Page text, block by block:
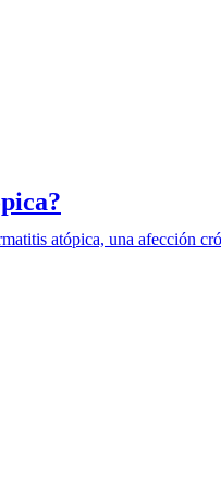
atópica, una afección